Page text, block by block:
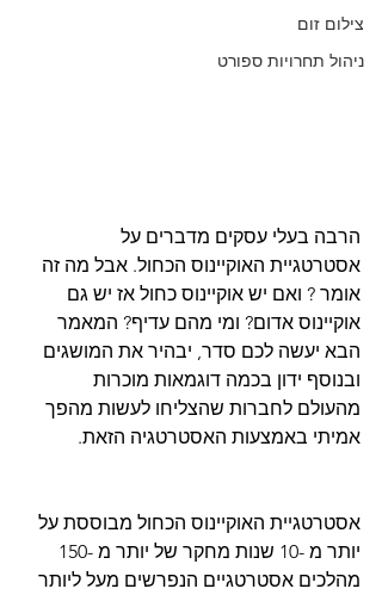
צילום זום
ניהול תחרויות ספורט
הרבה בעלי עסקים מדברים על
אסטרטגיית האוקיינוס הכחול. אבל מה זה
אומר ? ואם יש אוקיינוס כחול אז יש גם
אוקיינוס אדום? ומי מהם עדיף? המאמר
הבא יעשה לכם סדר, יבהיר את המושגים
ובנוסף ידון בכמה דוגמאות מוכרות
מהעולם לחברות שהצליחו לעשות מהפך
אמיתי באמצעות האסטרטגיה הזאת.
אסטרטגיית האוקיינוס ​​הכחול מבוססת על
מהלכים אסטרטגיים הנפרשים מעל ליותר